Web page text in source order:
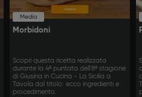
Media
Morbidoni
Scopri questa ricetta realizzata
durante la 4ª puntata dell'8ª stagione
di Giusina in Cucina - La Sicilia a
Tavola dal titolo: ecco ingredienti e
procedimento.